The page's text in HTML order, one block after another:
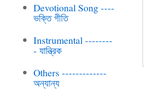
Devotional Song ----
ভক্তি গীতি
Instrumental --------
- যান্ত্রিক
Others -------------
অন্যান্য